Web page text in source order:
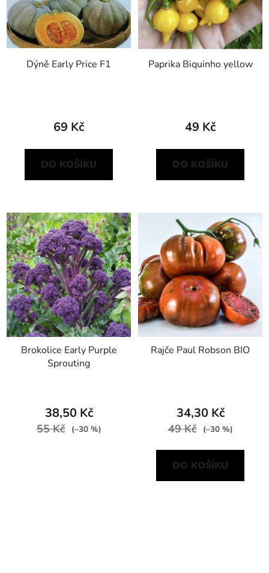
Dýně Early Price F1
69 Kč
DO KOŠÍKU
Paprika Biquinho yellow
49 Kč
DO KOŠÍKU
Brokolice Early Purple
Sprouting
38,50 Kč
55 Kč (–30 %)
Rajče Paul Robson BIO
34,30 Kč
49 Kč (–30 %)
DO KOŠÍKU